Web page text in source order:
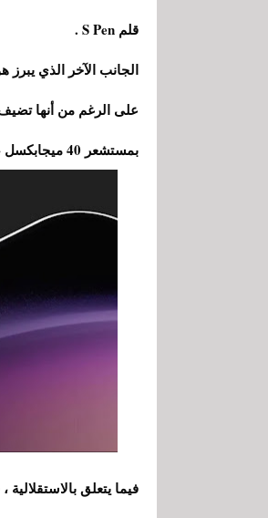
قلم S Pen .
بمستشعر 40 ميجابكسل ، وهو أمر غير معتاد في الهواتف المحمولة.